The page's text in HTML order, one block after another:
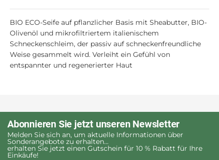
BIO ECO-Seife auf pflanzlicher Basis mit Sheabutter, BIO-
Olivenöl und mikrofiltriertem italienischem
Schneckenschleim, der passiv auf schneckenfreundliche
Weise gesammelt wird. Verleiht ein Gefühl von
entspannter und regenerierter Haut
Abonnieren Sie jetzt unseren Newsletter
Melden Sie sich an, um aktuelle Informationen über
Sonderangebote zu erhalten...
erhalten Sie jetzt einen Gutschein für 10 % Rabatt für Ihre
Einkäufe!